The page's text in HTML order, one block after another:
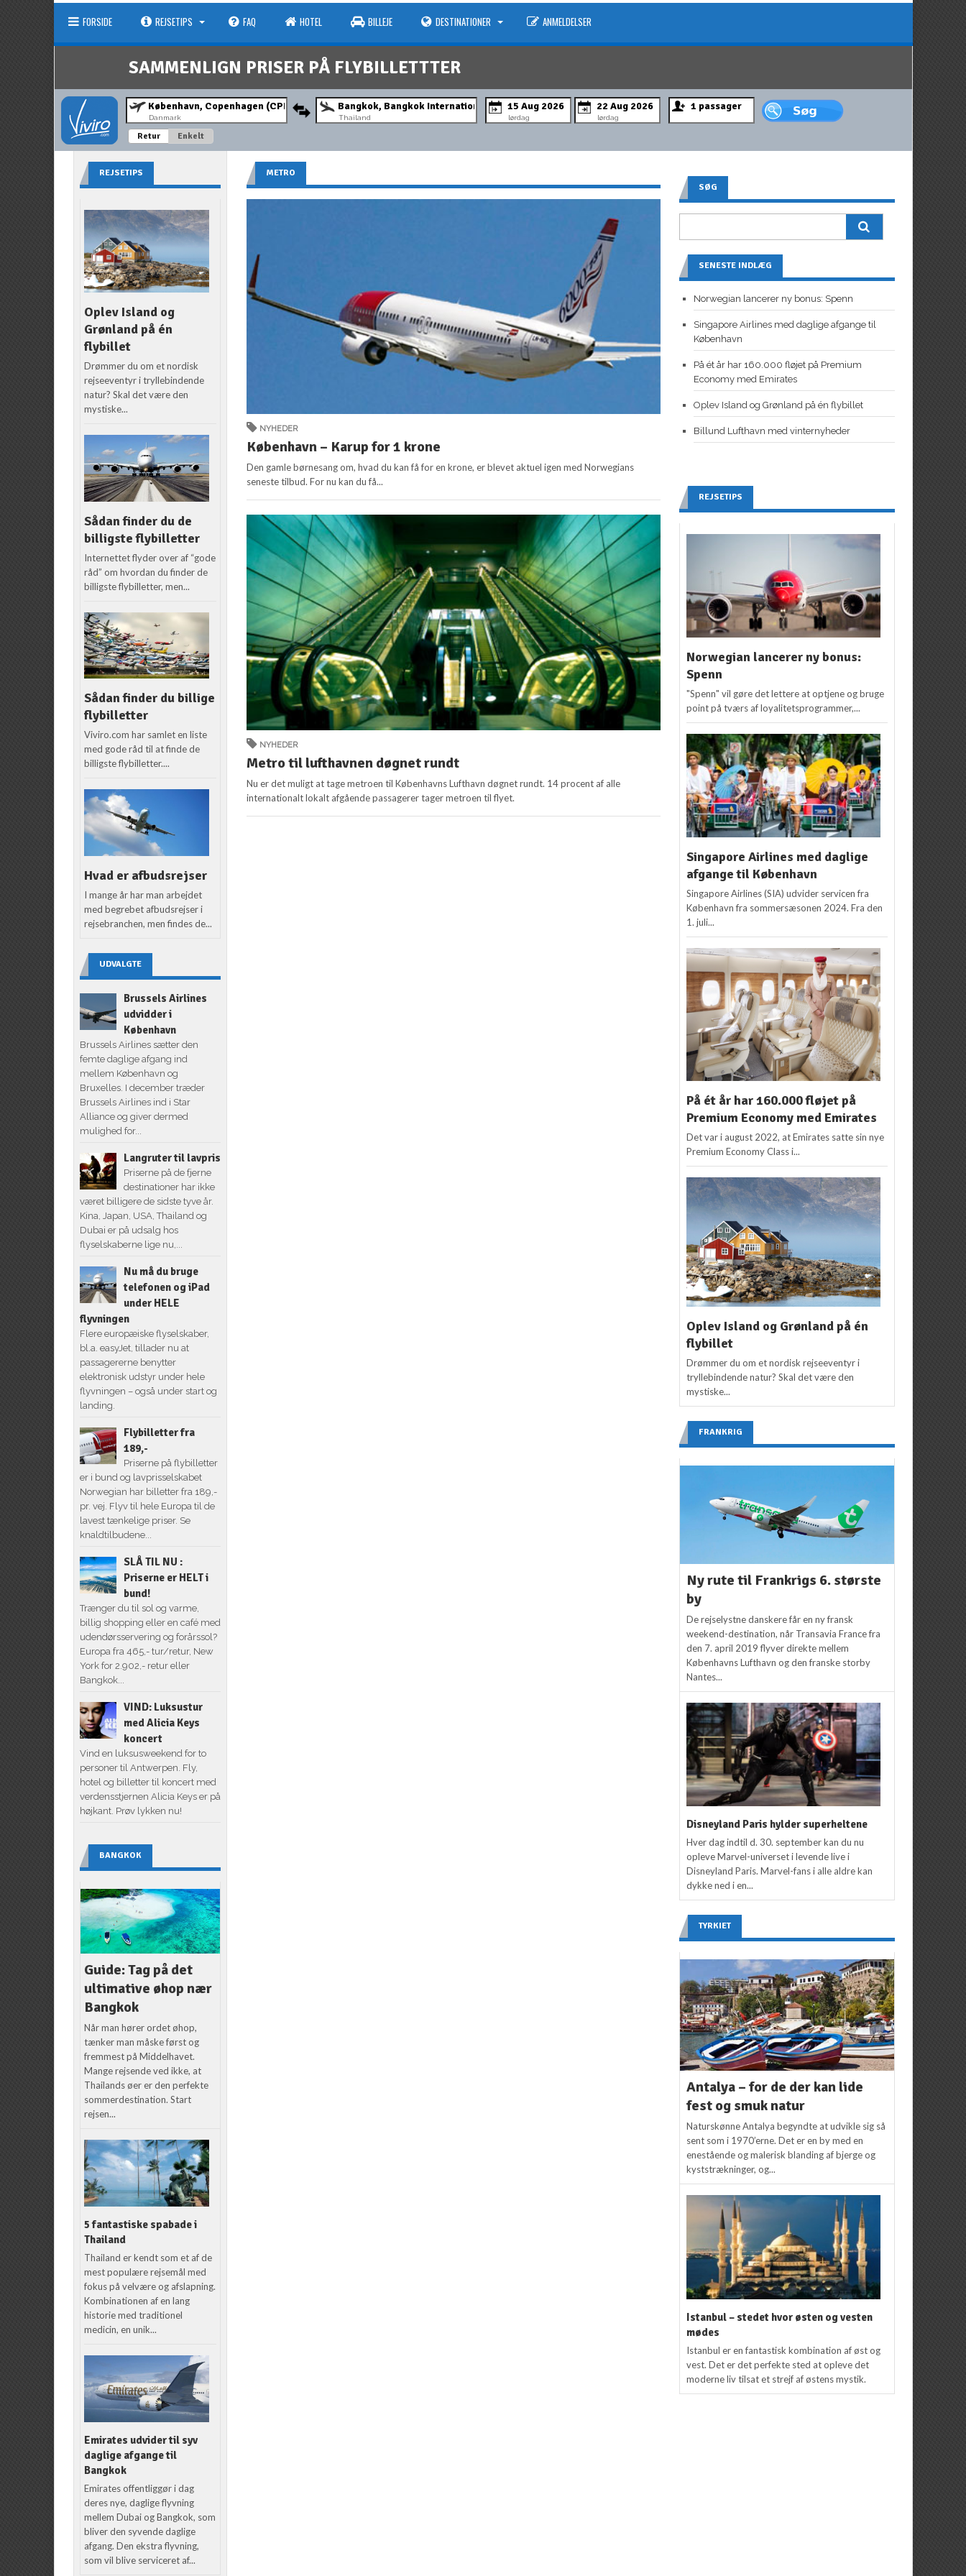
FORSIDE REJSETIPS FAQ HOTEL BILLEJE DESTINATIONER ANMELDELSER
SAMMENLIGN PRISER PÅ FLYBILLETTTER
Danmark Thailand lørdag lørdag
Retur Enkelt
METRO
NYHEDER
København – Karup for 1 krone
Den gamle børnesang om, hvad du kan få for en krone, er blevet aktuel igen med Norwegians
seneste tilbud. For nu kan du få...
NYHEDER
Metro til lufthavnen døgnet rundt
Nu er det muligt at tage metroen til Københavns Lufthavn døgnet rundt. 14 procent af alle
internationalt lokalt afgående passagerer tager metroen til flyet.
REJSETIPS
Oplev Island og
Grønland på én
flybillet
Drømmer du om et nordisk
rejseeventyr i tryllebindende
natur? Skal det være den
mystiske...
Sådan finder du de
billigste flybilletter
Internettet flyder over af “gode
råd” om hvordan du finder de
billigste flybilletter, men...
Sådan finder du billige
flybilletter
Viviro.com har samlet en liste
med gode råd til at finde de
billigste flybilletter....
Hvad er afbudsrejser
I mange år har man arbejdet
med begrebet afbudsrejser i
rejsebranchen, men findes de...
UDVALGTE
Brussels Airlines
udvidder i
København
Brussels Airlines sætter den
femte daglige afgang ind
mellem København og
Bruxelles. I december træder
Brussels Airlines ind i Star
Alliance og giver dermed
mulighed for...
Langruter til lavpris
Priserne på de fjerne
destinationer har ikke
været billigere de sidste tyve år.
Kina, Japan, USA, Thailand og
Dubai er på udsalg hos
flyselskaberne lige nu,...
Nu må du bruge
telefonen og iPad
under HELE
flyvningen
Flere europæiske flyselskaber,
bl.a. easyJet, tillader nu at
passagererne benytter
elektronisk udstyr under hele
flyvningen – også under start og
landing.
Flybilletter fra
189,-
Priserne på flybilletter
er i bund og lavprisselskabet
Norwegian har billetter fra 189,-
pr. vej. Flyv til hele Europa til de
lavest tænkelige priser. Se
knaldtilbudene...
SLÅ TIL NU :
Priserne er HELT i
bund!
Trænger du til sol og varme,
billig shopping eller en café med
udendørsservering og forårssol?
Europa fra 465,- tur/retur, New
York for 2.902,- retur eller
Bangkok...
VIND: Luksustur
med Alicia Keys
koncert
Vind en luksusweekend for to
personer til Antwerpen. Fly,
hotel og billetter til koncert med
verdensstjernen Alicia Keys er på
højkant. Prøv lykken nu!
BANGKOK
Guide: Tag på det
ultimative øhop nær
Bangkok
Når man hører ordet øhop,
tænker man måske først og
fremmest på Middelhavet.
Mange rejsende ved ikke, at
Thailands øer er den perfekte
sommerdestination. Start
rejsen...
5 fantastiske spabade i
Thailand
Thailand er kendt som et af de
mest populære rejsemål med
fokus på velvære og afslapning.
Kombinationen af en lang
historie med traditionel
medicin, en unik...
Emirates udvider til syv
daglige afgange til
Bangkok
Emirates offentliggør i dag
deres nye, daglige flyvning
mellem Dubai og Bangkok, som
bliver den syvende daglige
afgang. Den ekstra flyvning,
som vil blive serviceret af...
SØG
SENESTE INDLÆG
Norwegian lancerer ny bonus: Spenn
Singapore Airlines med daglige afgange til
København
På ét år har 160.000 fløjet på Premium
Economy med Emirates
Oplev Island og Grønland på én flybillet
Billund Lufthavn med vinternyheder
REJSETIPS
Norwegian lancerer ny bonus:
Spenn
"Spenn" vil gøre det lettere at optjene og bruge
point på tværs af loyalitetsprogrammer,...
Singapore Airlines med daglige
afgange til København
Singapore Airlines (SIA) udvider servicen fra
København fra sommersæsonen 2024. Fra den
1. juli...
På ét år har 160.000 fløjet på
Premium Economy med Emirates
Det var i august 2022, at Emirates satte sin nye
Premium Economy Class i...
Oplev Island og Grønland på én
flybillet
Drømmer du om et nordisk rejseeventyr i
tryllebindende natur? Skal det være den
mystiske...
FRANKRIG
Ny rute til Frankrigs 6. største
by
De rejselystne danskere får en ny fransk
weekend-destination, når Transavia France fra
den 7. april 2019 flyver direkte mellem
Københavns Lufthavn og den franske storby
Nantes...
Disneyland Paris hylder superheltene
Hver dag indtil d. 30. september kan du nu
opleve Marvel-universet i levende live i
Disneyland Paris. Marvel-fans i alle aldre kan
dykke ned i en...
TYRKIET
Antalya – for de der kan lide
fest og smuk natur
Naturskønne Antalya begyndte at udvikle sig så
sent som i 1970’erne. Det er en by med en
enestående og malerisk blanding af bjerge og
kyststrækninger, og...
Istanbul – stedet hvor østen og vesten
mødes
Istanbul er en fantastisk kombination af øst og
vest. Det er det perfekte sted at opleve det
moderne liv tilsat et strejf af østens mystik.